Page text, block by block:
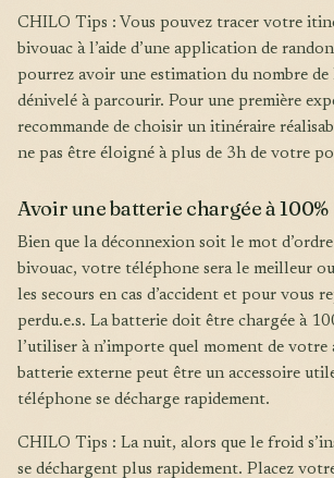
CHILO Tips : Vous pouvez tracer votre itinéraire de rando-
bivouac à l’aide d’une application de
pourrez avoir une estimation du nombre
dénivelé à parcourir. Pour une première
recommande de choisir un itinéraire
ne pas être éloigné à plus de 3h de votre
Avoir une batterie chargée à 100%
Bien que la déconnexion soit le mot d’ordre d’une aventure en
bivouac, votre téléphone sera le meilleur
les secours en cas d’accident et pour vous
perdu.e.s. La batterie doit être chargée à
l’utiliser à n’importe quel moment de votre
batterie externe peut être un accessoire
téléphone se décharge rapidement.
CHILO Tips : La nuit, alors que le froid s’installe, les batteries
se déchargent plus rapidement. Placez